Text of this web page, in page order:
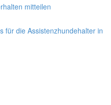
mitteilen
für die Assistenzhundehalter in